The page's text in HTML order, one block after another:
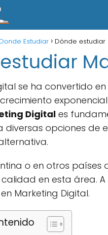
Donde Estudiar Dónde estudiar
se ha convertido
Digitales
diversas opciones de
o en otros países
en esta área. A
Marketing Digital.